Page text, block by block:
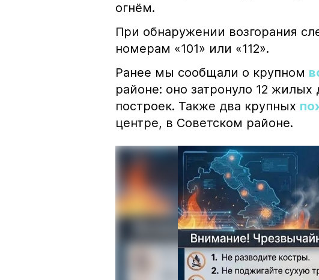
огнём.
При обнаружении возгорания
номерам «101» или «112».
Ранее мы сообщали о крупном
районе: оно затронуло 12
построек. Также два крупных
центре, в Советском районе.